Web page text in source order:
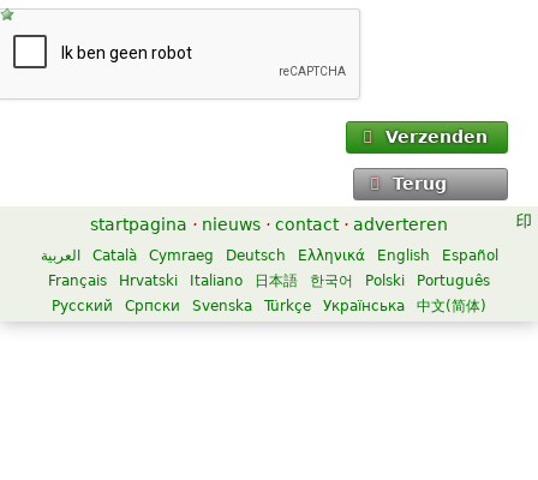
Verzenden
Terug
startpagina · nieuws · contact · adverteren
العربية Català Cymraeg Deutsch Ελληνικά English
Español
Français
Hrvatski Italiano 日本語 한국어 Polski
Português
Русский
Српски Svenska Türkçe Українська 中文(简体)